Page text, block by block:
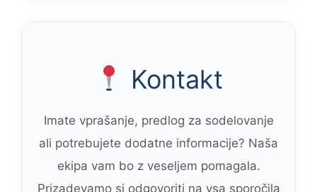
Kontakt
Imate vprašanje, predlog za sodelovanje
ali potrebujete dodatne informacije? Naša
ekipa vam bo z veseljem pomagala.
Prizadevamo si odgovoriti na vsa sporočila